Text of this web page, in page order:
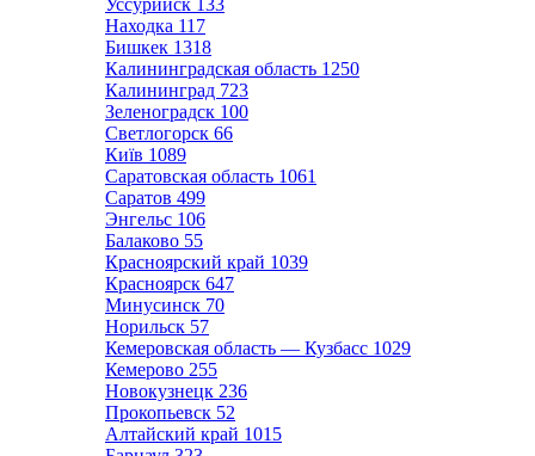
Уссурийск 133
Находка 117
Бишкек 1318
Калининградская область 1250
Калининград 723
Зеленоградск 100
Светлогорск 66
Київ 1089
Саратовская область 1061
Саратов 499
Энгельс 106
Балаково 55
Красноярский край 1039
Красноярск 647
Минусинск 70
Норильск 57
Кемеровская область — Кузбасс 1029
Кемерово 255
Новокузнецк 236
Прокопьевск 52
Алтайский край 1015